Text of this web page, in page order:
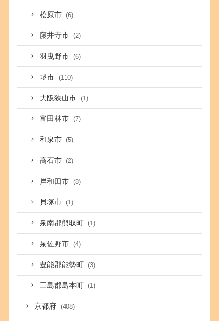
松原市 (6)
藤井寺市 (2)
羽曳野市 (6)
堺市 (110)
大阪狭山市 (1)
富田林市 (7)
和泉市 (5)
高石市 (2)
岸和田市 (8)
貝塚市 (1)
泉南郡熊取町 (1)
泉佐野市 (4)
豊能郡能勢町 (3)
三島郡島本町 (1)
京都府 (408)